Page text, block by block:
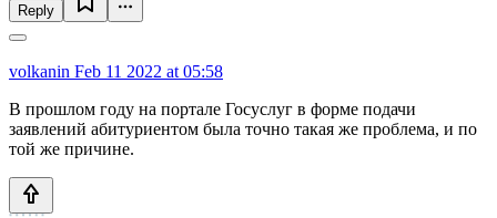
Reply
volkanin Feb 11 2022 at 05:58
В прошлом году на портале Госуслуг в форме подачи
заявлений абитуриентом была точно такая же проблема, и по
той же причине.